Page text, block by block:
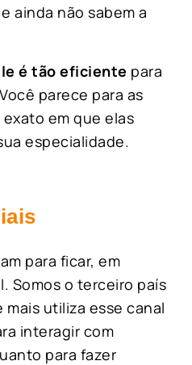
ainda não sabem a
é tão eficiente para
parece para as
em que elas
especialidade.
para ficar, em
Somos o terceiro país
utiliza esse canal
interagir com
para fazer